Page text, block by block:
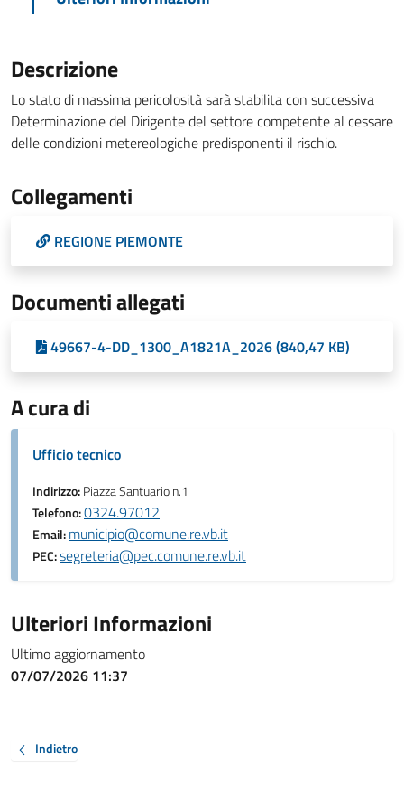
Descrizione
Lo stato di massima pericolosità sarà stabilita con successiva
Determinazione del Dirigente del settore competente al cessare
delle condizioni metereologiche predisponenti il rischio.
Collegamenti
REGIONE PIEMONTE
Documenti allegati
49667-4-DD_1300_A1821A_2026 (840,47 KB)
A cura di
Ufficio tecnico
Indirizzo:Piazza Santuario n.1
Telefono:0324.97012
Email:municipio@comune.re.vb.it
PEC:segreteria@pec.comune.re.vb.it
Ulteriori Informazioni
Ultimo aggiornamento
07/07/2026 11:37
Indietro